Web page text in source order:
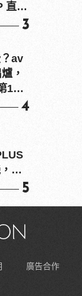
直接
3
av
，
1名
4
在
5
廣告合作